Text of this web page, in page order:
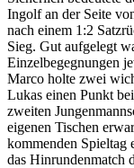
Ingolf an der Seite
nach einem 1:2
Sieg. Gut aufgelegt
Einzelbegegnungen
Marco holte zwei
Lukas einen Punkt
zweiten
eigenen Tischen
kommenden Spieltag
das Hinrundenmatch